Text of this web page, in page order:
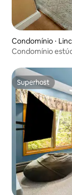
Condomínio ⋅
Condomínio
Superhost
Superhost